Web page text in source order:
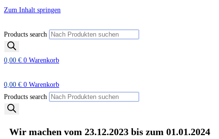
Zum Inhalt springen
Products search
0,00 € 0 Warenkorb
0,00 € 0 Warenkorb
Products search
Wir machen vom 23.12.2023 bis zum 01.01.2024